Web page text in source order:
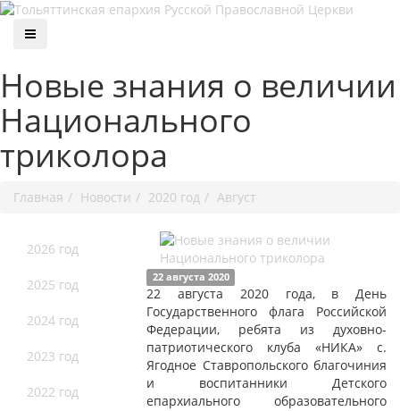
Новые знания о величии
Национального
триколора
Главная Новости 2020 год Август
2026 год
2025 год
2024 год
2023 год
2022 год
22 августа 2020
22 августа 2020 года, в День
Государственного флага Российской
Федерации, ребята из духовно-
патриотического клуба «НИКА» с.
Ягодное Ставропольского благочиния
и воспитанники Детского
епархиального образовательного